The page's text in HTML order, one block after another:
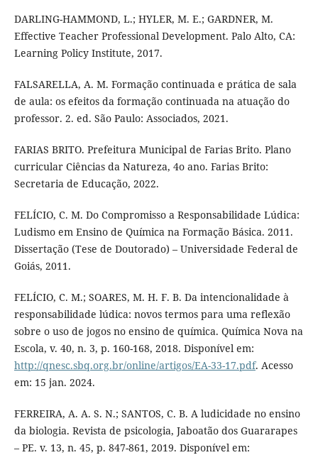
DARLING-HAMMOND, L.; HYLER, M. E.; GARDNER, M.
Effective Teacher Professional Development. Palo Alto, CA:
Learning Policy Institute, 2017.
FALSARELLA, A. M. Formação continuada e prática de sala
de aula: os efeitos da formação continuada na atuação do
professor. 2. ed. São Paulo: Associados, 2021.
FARIAS BRITO. Prefeitura Municipal de Farias Brito. Plano
curricular Ciências da Natureza, 4o ano. Farias Brito:
Secretaria de Educação, 2022.
FELÍCIO, C. M. Do Compromisso a Responsabilidade Lúdica:
Ludismo em Ensino de Química na Formação Básica. 2011.
Dissertação (Tese de Doutorado) – Universidade Federal de
Goiás, 2011.
FELÍCIO, C. M.; SOARES, M. H. F. B. Da intencionalidade à
responsabilidade lúdica: novos termos para uma reflexão
sobre o uso de jogos no ensino de química. Química Nova na
Escola, v. 40, n. 3, p. 160-168, 2018. Disponível em:
http://qnesc.sbq.org.br/online/artigos/EA-33-17.pdf. Acesso
em: 15 jan. 2024.
FERREIRA, A. A. S. N.; SANTOS, C. B. A ludicidade no ensino
da biologia. Revista de psicologia, Jaboatão dos Guararapes
– PE. v. 13, n. 45, p. 847-861, 2019. Disponível em: